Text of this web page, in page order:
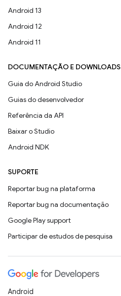
Android 13
Android 12
Android 11
DOCUMENTAÇÃO E DOWNLOADS
Guia do Android Studio
Guias do desenvolvedor
Referência da API
Baixar o Studio
Android NDK
SUPORTE
Reportar bug na plataforma
Reportar bug na documentação
Google Play support
Participar de estudos de pesquisa
Android